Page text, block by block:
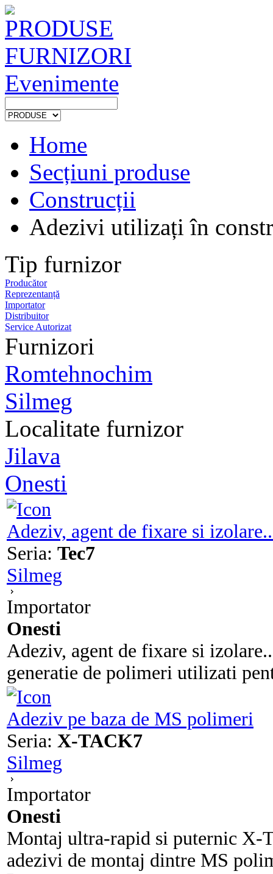
PRODUSE
FURNIZORI
Evenimente
Home
Secțiuni produse
Construcții
Adezivi utilizați în
Tip furnizor
Producător
Reprezentanță
Importator
Distribuitor
Service Autorizat
Furnizori
Romtehnochim
Silmeg
Localitate furnizor
Jilava
Onesti
Adeziv, agent de fixare si
Seria: Tec7
Silmeg
Importator
Onesti
Adeziv, agent de fixare si
generatie de polimeri utilizati
Adeziv pe baza de MS polimeri
Seria: X-TACK7
Silmeg
Importator
Onesti
Montaj ultra-rapid si puternic X-
adezivi de montaj dintre MS